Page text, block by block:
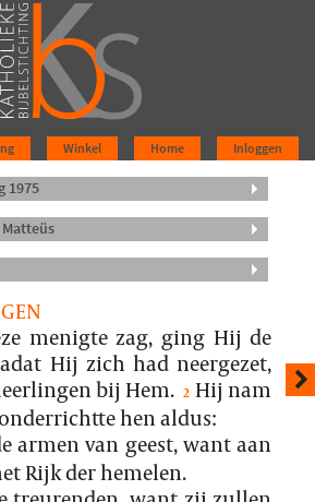
Inloggen
Home
Winkel
1975
menigte zag, ging Hij de
Hij zich had neergezet,
bij Hem. 2 Hij nam
hen aldus:
armen van geest, want aan
Rijk der hemelen.